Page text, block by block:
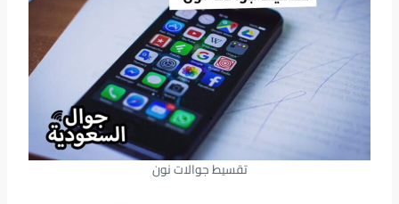
تقسيط جوالات نون